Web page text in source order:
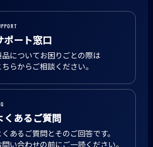
ポート窓口
品についてお困りごとの際は
ちらからご相談ください。
くあるご質問
くあるご質問とそのご回答です。
問い合わせの前にご一読ください。